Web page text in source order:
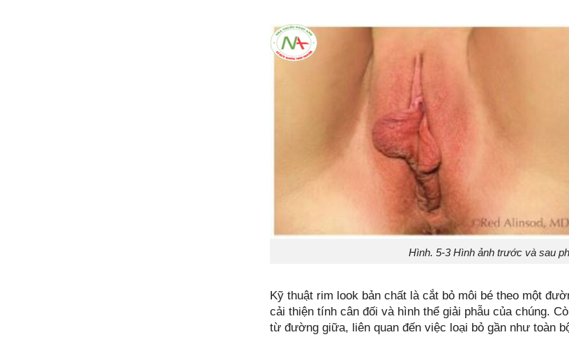
Hình. 5-3 Hình ảnh trước và sau
Kỹ thuật rim look bản chất là cắt bỏ môi bé theo một
cải thiện tính cân đối và hình thể giải phẫu của chúng.
từ đường giữa, liên quan đến việc loại bỏ gần như toàn